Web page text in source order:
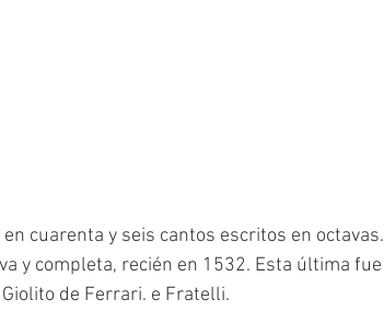
cuarenta y seis cantos escritos en octavas.
y completa, recién en 1532. Esta última fue
de Ferrari. e Fratelli.